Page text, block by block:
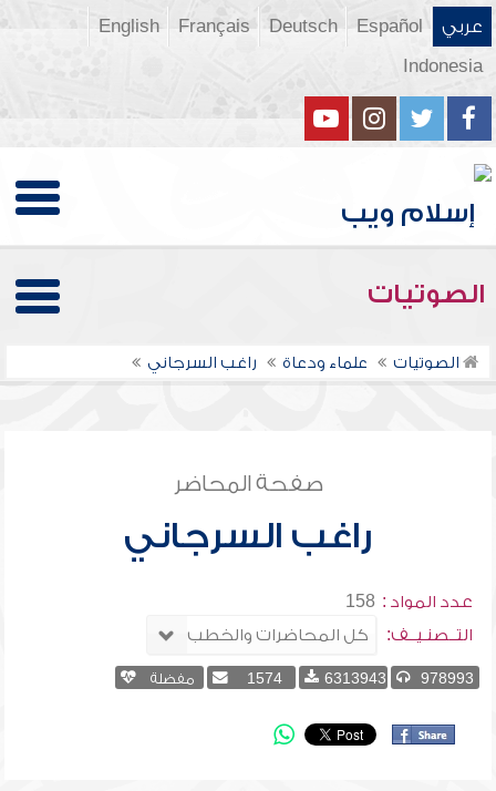
عربي Español
Deutsch
Français
English
Indonesia
الصوتيات
الصوتيات علماء ودعاة راغب السرجاني
صفحة المحاضر
راغب السرجاني
عدد المواد : 158
التــصنـيــف:
978993
6313943
1574 مفضلة